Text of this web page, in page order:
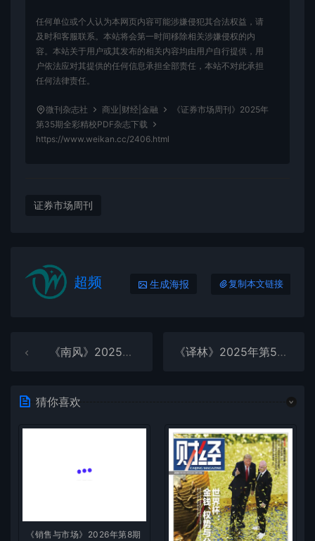
任何单位或个人认为本网页内容可能涉嫌侵犯其合法权益，请
及时和客服联系。本站将会第一时间移除相关涉嫌侵权的内
容。本站关于用户或其发布的相关内容均由用户自行提供，用
户依法应对其提供的任何信息承担全部责任，本站不对此承担
任何法律责任。
微刊杂志社 商业|财经|金融
《证券市场周刊》2025年
第35期全彩精校PDF杂志下载
https://www.weikan.cc/2406.html
证券市场周刊
超频 生成海报 复制本文链接
《南风》2025年第4期全彩精校PDF杂志下载 《译林》2025年第5期全彩精校PDF杂志下载
猜你喜欢
《销售与市场》2026年第8期